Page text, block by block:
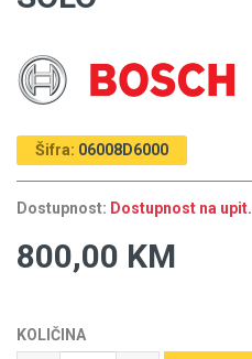
Šifra: 06008D6000
Dostupnost: Dostupnost na upit.
800,00 KM
KOLIČINA